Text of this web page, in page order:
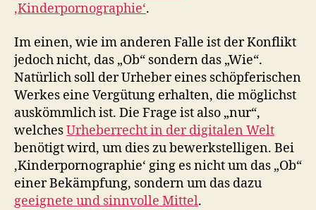
‚Kinderpornographie‘.
Im einen, wie im anderen Falle ist der Konflikt
jedoch nicht, das „Ob“ sondern das „Wie“.
Natürlich soll der Urheber eines schöpferischen
Werkes eine Vergütung erhalten, die möglichst
auskömmlich ist. Die Frage ist also „nur“,
welchesUrheberrecht in der digitalen Welt
benötigt wird, um dies zu bewerkstelligen. Bei
‚Kinderpornographie‘ ging es nicht um das „Ob“
einer Bekämpfung, sondern um das dazu
geeignete und sinnvolle Mittel.